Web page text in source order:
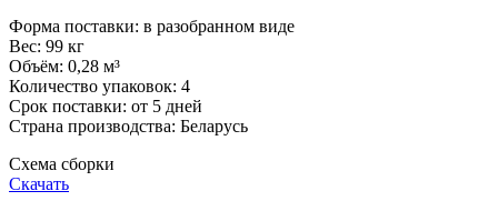
Форма поставки: в разобранном виде
Вес: 99 кг
Объём: 0,28 м³
Количество упаковок: 4
Срок поставки: от 5 дней
Страна производства: Беларусь
Схема сборки
Скачать